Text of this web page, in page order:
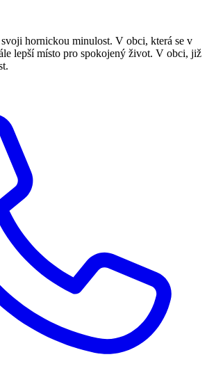
hornickou minulost. V obci, která se v
lepší místo pro spokojený život. V obci, již